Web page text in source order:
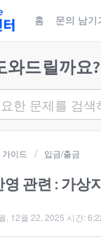
홈 문의 남기
와드릴까요?
이드 입금/출금
영 관련 : 가상
, 12월 22, 2025 시간: